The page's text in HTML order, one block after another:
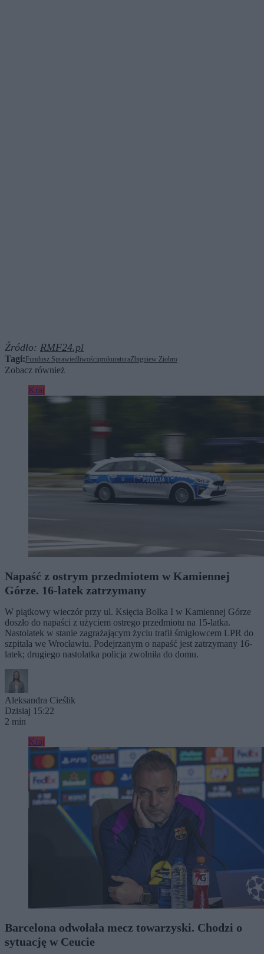
Źródło: RMF24.pl
Tagi:Fundusz SprawiedliwościprokuraturaZbigniew Ziobro
Zobacz również
Kraj
Napaść z ostrym przedmiotem w Kamiennej
Górze. 16-latek zatrzymany
W piątkowy wieczór przy ul. Księcia Bolka I w Kamiennej Górze
doszło do napaści z użyciem ostrego przedmiotu na 15-latka.
Nastolatek w stanie zagrażającym życiu trafił śmigłowcem LPR do
szpitala we Wrocławiu. Podejrzanym o napaść jest zatrzymany 16-
latek; drugiego nastolatka policja zwolniła do domu.
Aleksandra Cieślik
Dzisiaj 15:22
2 min
Kraj
Barcelona odwołała mecz towarzyski. Chodzi o
sytuację w Ceucie